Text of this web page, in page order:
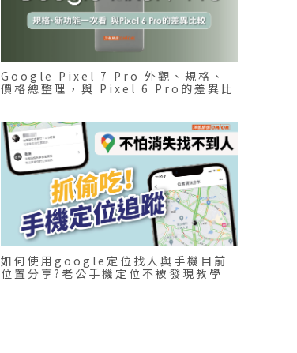
Google Pixel 7 Pro 外觀、規格、
價格總整理，與 Pixel 6 Pro的差異比
如何使用google定位找人與手機目前
位置分享?老公手機定位不被發現教學